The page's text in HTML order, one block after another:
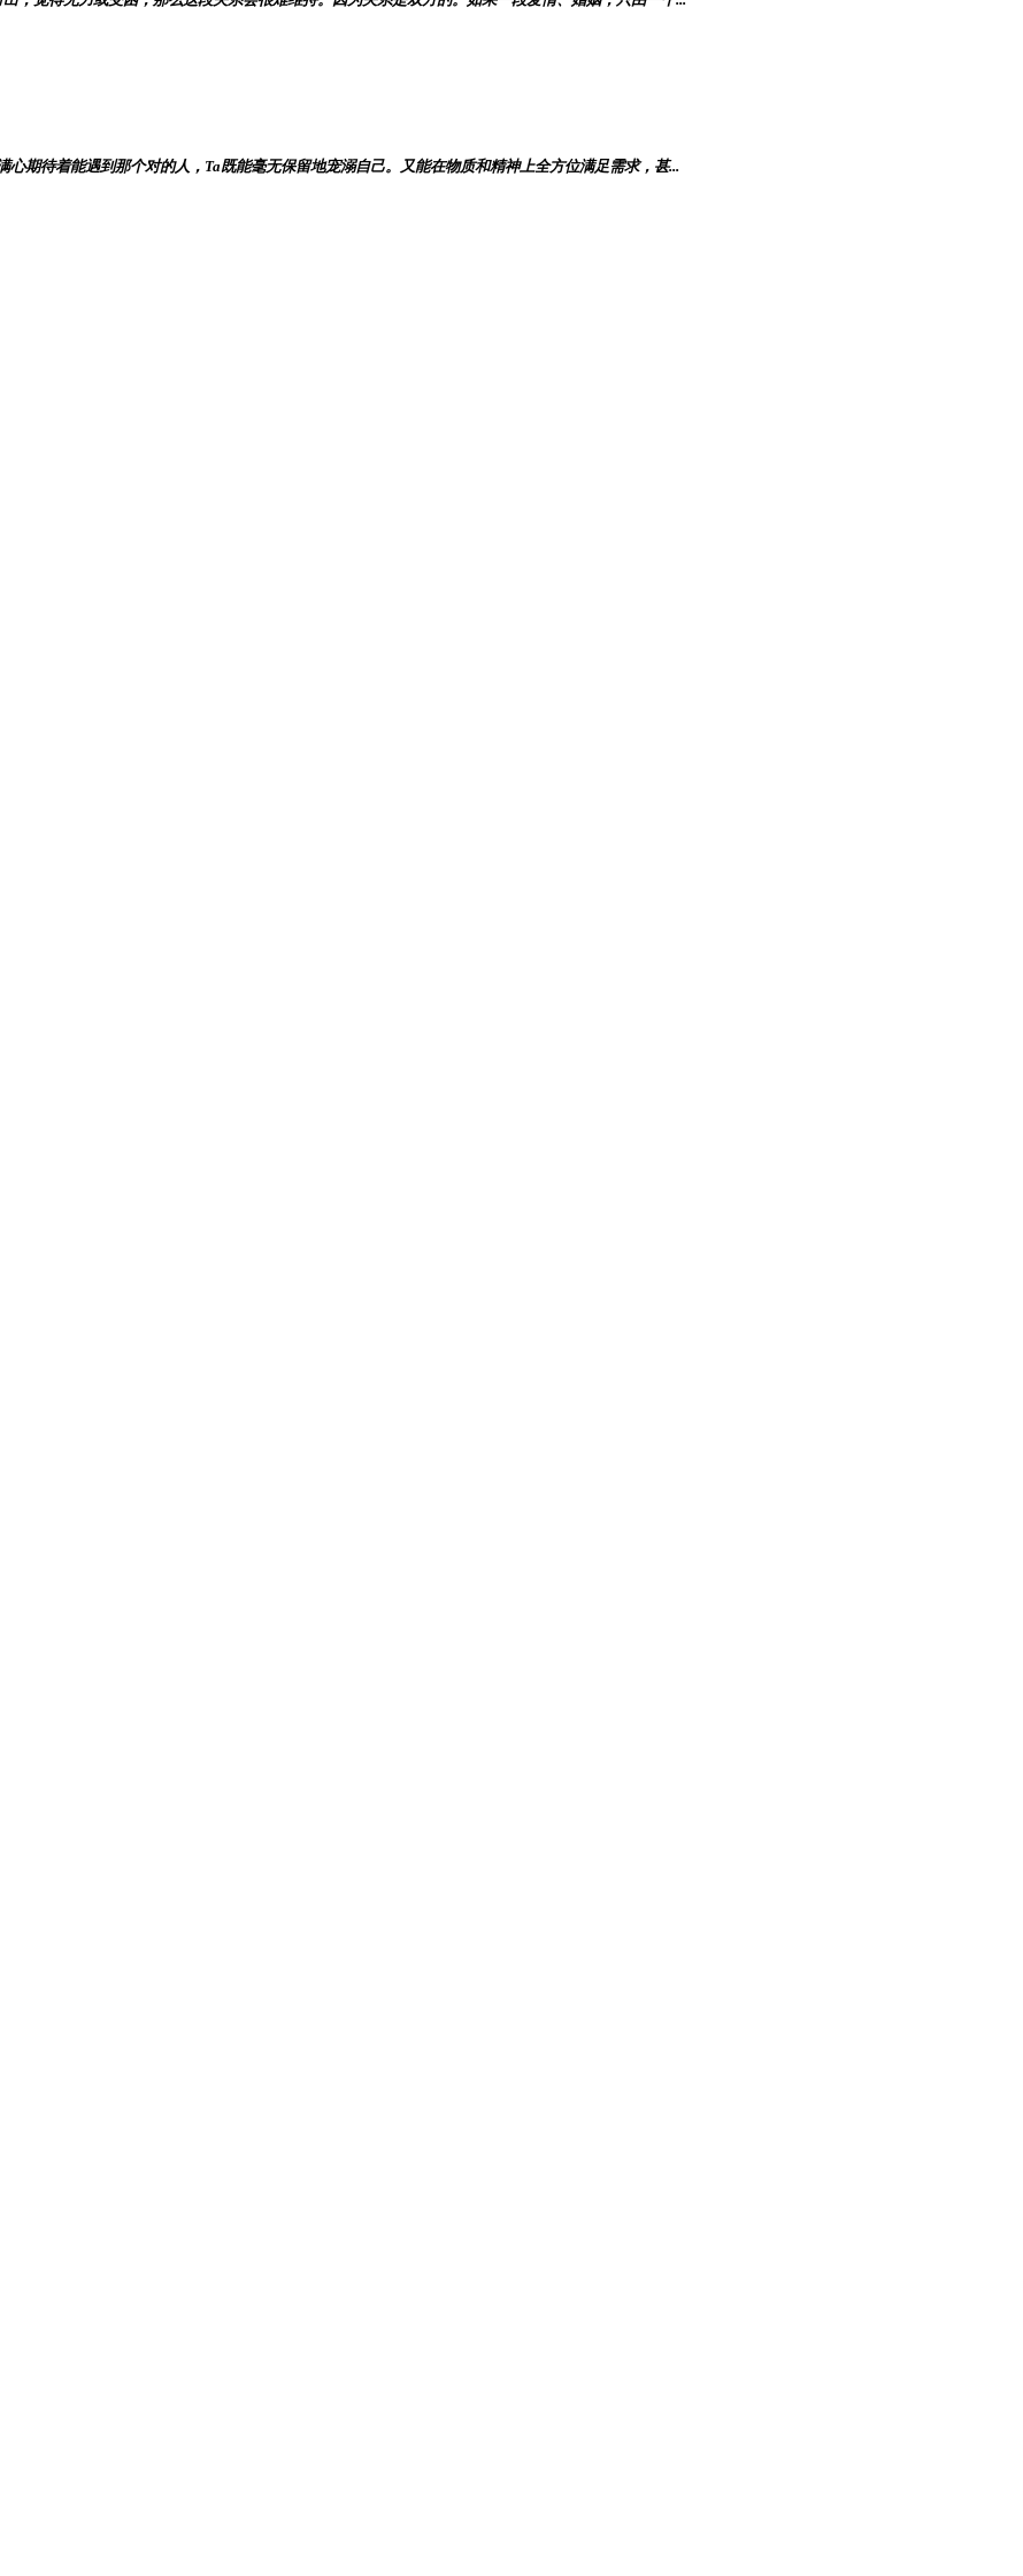
期待着能遇到那个对的人，Ta既能毫无保留地宠溺自己。又能在物质和精神上全方位满足需求，甚...